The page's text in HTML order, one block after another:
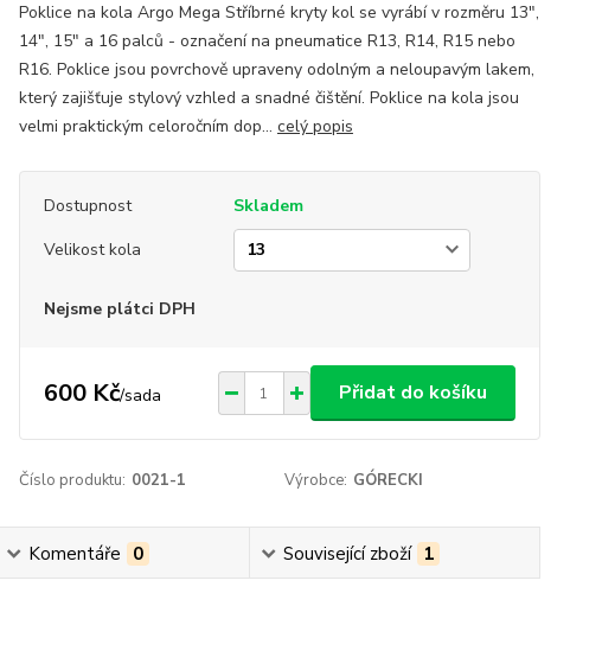
Poklice na kola Argo Mega Stříbrné kryty kol se vyrábí v rozměru 13",
14", 15" a 16 palců - označení na pneumatice R13, R14, R15 nebo
R16. Poklice jsou povrchově upraveny odolným a neloupavým lakem,
který zajišťuje stylový vzhled a snadné čištění. Poklice na kola jsou
velmi praktickým celoročním dop... celý popis
Dostupnost
Skladem
Velikost kola
Nejsme plátci DPH
600 Kč/sada Přidat do košíku
Číslo produktu: 0021-1 Výrobce: GÓRECKI
Komentáře 0 Související zboží 1